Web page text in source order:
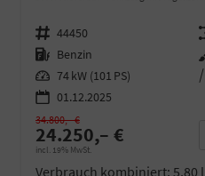
Fahrzeugnr. 44450
Kraftstoff Benzin
Leistung 74 kW (101 PS)
01.12.2025
24.250,– €
incl. 19% MwSt.
34.800,– €
Verbrauch kombiniert: 5,80